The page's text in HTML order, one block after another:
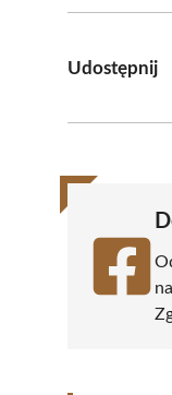
Udostępnij